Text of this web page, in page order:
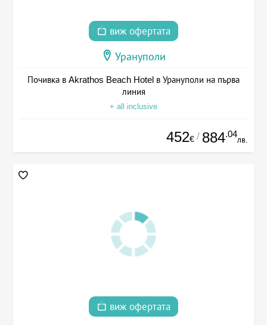
виж офертата
Урануполи
Почивка в Akrathos Beach Hotel в Урануполи на първа
линия
+ all inclusive
452€ / 884.04
лв.
виж офертата